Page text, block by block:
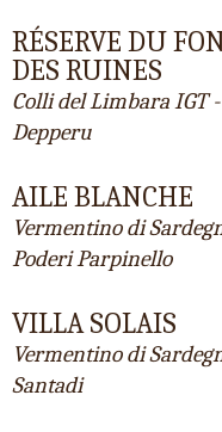
RÉSERVE DU
DES RUINES
Colli del Limbara IGT -
Depperu
AILE BLANCHE
Vermentino di
Poderi Parpinello
VILLA SOLAIS
Vermentino di
Santadi